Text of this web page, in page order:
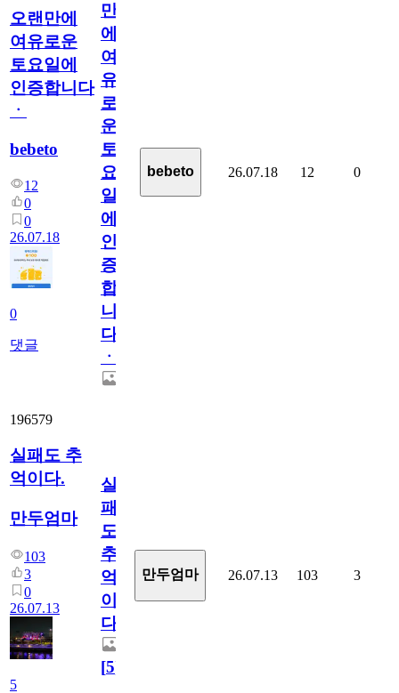
오랜만에
여유로운
토요일에
인증합니다
ㆍ
bebeto
12
0
0
26.07.18
0
댓글
만
에
여
유
로
운
토
요
일
에
인
증
합
니
다
ㆍ
bebeto 26.07.18 12 0
196579
실패도 추
억이다.
만두엄마
103
3
0
26.07.13
5
실
패
도
추
억
이
다.
[5]
만두엄마 26.07.13 103 3